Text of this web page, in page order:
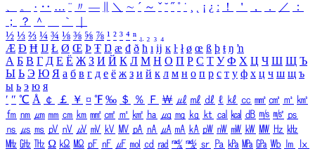
、
。 · ‥ … ¨ 〃 ― ＼ ∼ ´ ～ ˇ ˘ ˝ ˚ ˙ ¸ ¡ ¿ ː ！ ＇ ， ． ／
：
；
？ ＾ ｀
½ ⅓ ⅔ ¼ ¾ ⅛ ⅜ ⅝ ⅞ ¹ ² ³ ⁴ ⁿ ₁ ₂ ₃ ₄
Æ Ð Ħ Ĳ Ł Ø Œ Þ Ŧ Ŋ æ đ ð ħ ı ĳ ĸ ŀ ł ø œ ß þ ŧ ŋ ŉ
А Б В Г Д Е Ё Ж З И Й К Л М Н О П Р С Т У Ф Х Ц Ч Ш Щ Ъ
Ы Ь Э Ю Я а б в г д е ё ж з и й к л м н о п р с т у ф х ц ч ш щ ъ
ы ь э ю я
′ ″ ℃ Å ￠ ￡ ￥ ¤ ℉ ‰ ＄ ％ Ｆ ￦ ㎕ ㎖ ㎗ ℓ ㎘ ㏄ ㎣ ㎤ ㎥ ㎦
㎙ ㎚ ㎛ ㎜ ㎝ ㎞ ㎟ ㎠ ㎡ ㎢ ㏊ ㎍ ㎎ ㎏ ㏏ ㎈ ㎉ ㏈ ㎧ ㎨ ㎰
㎱ ㎲ ㎳ ㎴ ㎵ ㎶ ㎷ ㎸ ㎹ ㎀ ㎁ ㎂ ㎃ ㎄ ㎺ ㎻ ㎽ ㎾ ㎿ ㎐ ㎑
㎒ ㎓ ㎔ Ω ㏀ ㏁ ㎊ ㎋ ㎌ ㏖ ㏅ ㎭ ㎮ ㎯ ㏛ ㎩ ㎪ ㎫ ㎬ ㏝ ㏐
㏓